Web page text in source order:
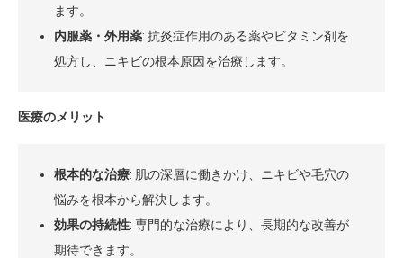
ます。
内服薬・外用薬: 抗炎症作用のある薬やビタミン剤を
処方し、ニキビの根本原因を治療します。
医療のメリット
根本的な治療: 肌の深層に働きかけ、ニキビや毛穴の
悩みを根本から解決します。
効果の持続性: 専門的な治療により、長期的な改善が
期待できます。